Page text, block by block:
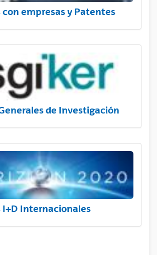
empresas y Patentes
de Investigación
I+D Internacionales